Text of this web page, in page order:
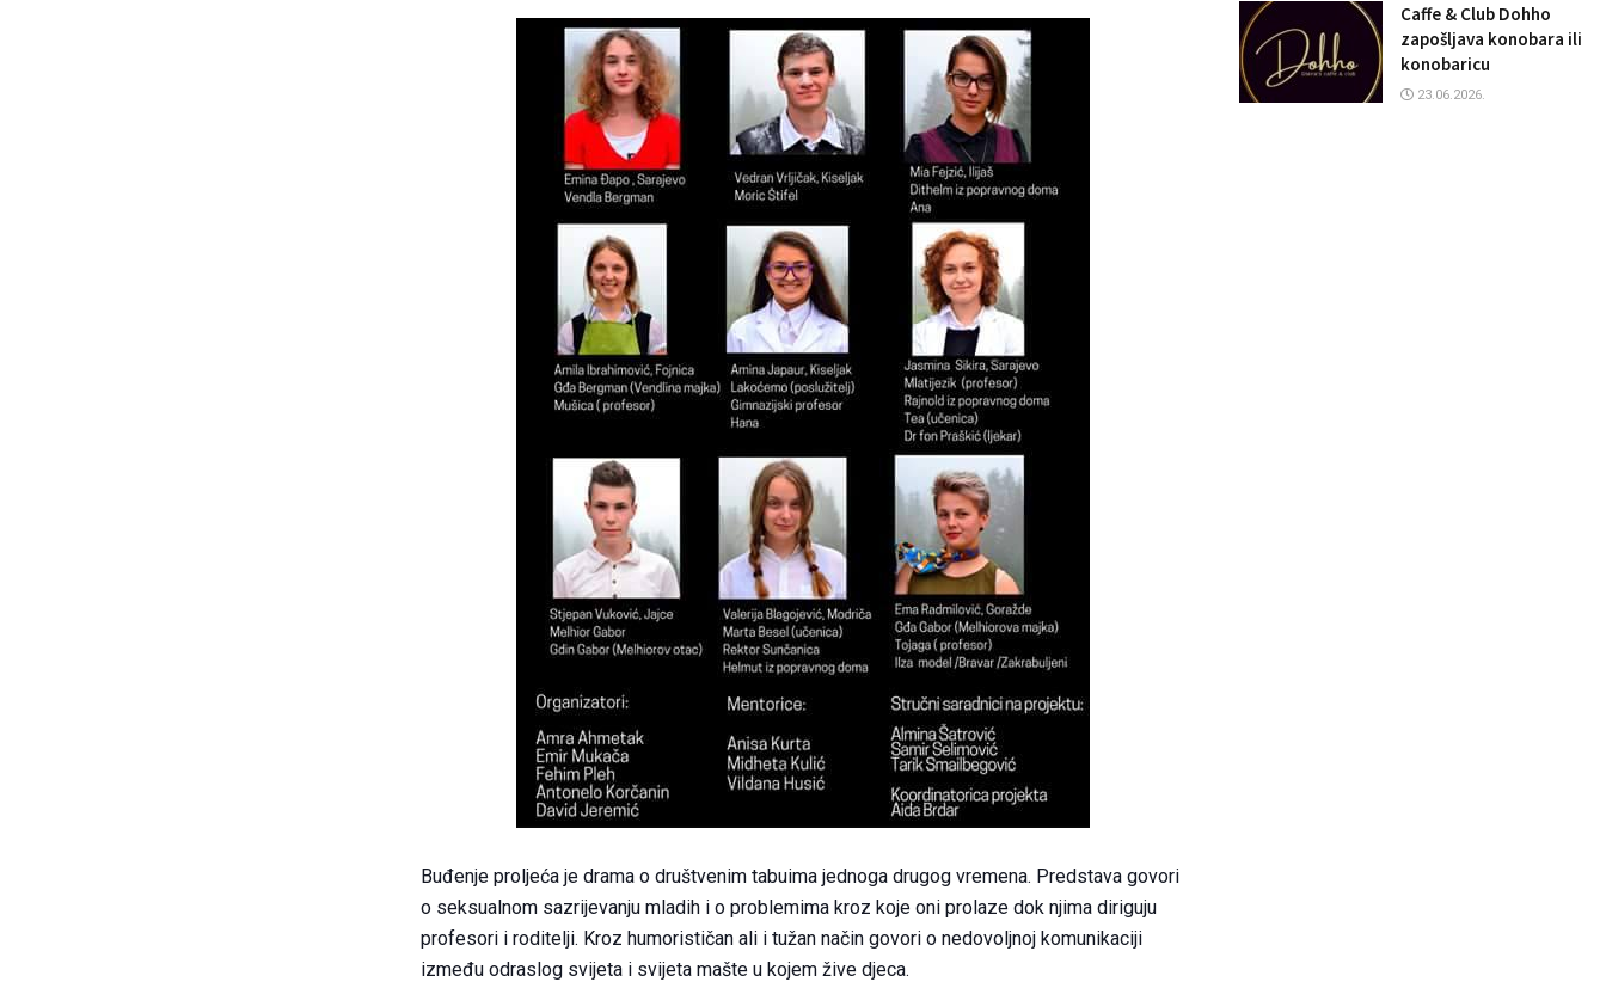
Buđenje proljeća je drama o društvenim tabuima jednoga drugog vremena. Predstava govori
o seksualnom sazrijevanju mladih i o problemima kroz koje oni prolaze dok njima diriguju
profesori i roditelji. Kroz humorističan ali i tužan način govori o nedovoljnoj komunikaciji
između odraslog svijeta i svijeta mašte u kojem žive djeca.
Caffe & Club Dohho
zapošljava konobara ili
konobaricu
23.06.2026.